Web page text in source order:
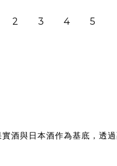
2 3 4 5
酒與日本酒作為基底，透